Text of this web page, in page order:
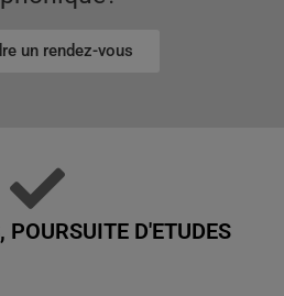
un rendez-vous
POURSUITE D'ETUDES